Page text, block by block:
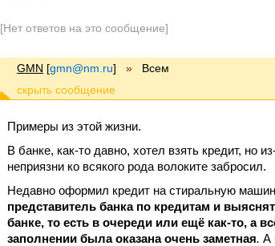
[Нет ответов на это сообщение]
GMN [gmn@nm.ru] » Всем
Примеры из этой жизни.
В банке, как-то давно, хотел взять кредит, но
неприязни ко всякого рода волоките забросил.
Недавно оформил кредит на стиральную
представитель банка по кредитам и
банке, то есть в очереди или ещё как-то, а
заполнении была оказана очень заметная. А